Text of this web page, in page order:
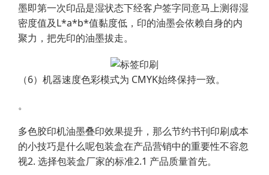
墨即第一次印品是湿状态下经客户签字同意马上测得湿
密度值及L*a*b*值黏度低，印的油墨会依赖自身的内
聚力，把先印的油墨拔走。
（6）机器速度色彩模式为 CMYK始终保持一致。
。
多色胶印机油墨叠印效果提升，那么节约书刊印刷成本
的小技巧是什么呢包装盒在产品营销中的重要性不容忽
视2. 选择包装盒厂家的标准2.1 产品质量首先。